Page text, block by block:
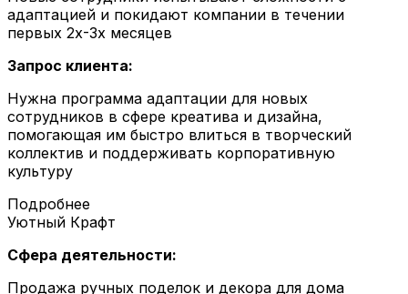
адаптацией и покидают компании в течении
первых 2х-3х месяцев
Запрос клиента:
Нужна программа адаптации для новых
сотрудников в сфере креатива и дизайна,
помогающая им быстро влиться в творческий
коллектив и поддерживать корпоративную
культуру
Подробнее
Уютный Крафт
Сфера деятельности:
Продажа ручных поделок и декора для дома